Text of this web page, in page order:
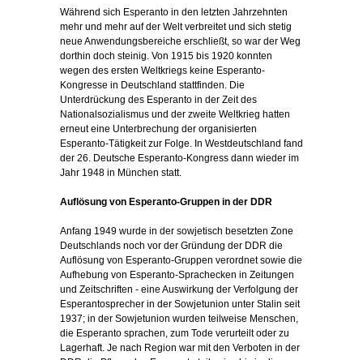
Während sich Esperanto in den letzten Jahrzehnten
mehr und mehr auf der Welt verbreitet und sich stetig
neue Anwendungsbereiche erschließt, so war der Weg
dorthin doch steinig. Von 1915 bis 1920 konnten
wegen des ersten Weltkriegs keine Esperanto-
Kongresse in Deutschland stattfinden. Die
Unterdrückung des Esperanto in der Zeit des
Nationalsozialismus und der zweite Weltkrieg hatten
erneut eine Unterbrechung der organisierten
Esperanto-Tätigkeit zur Folge. In Westdeutschland fand
der 26. Deutsche Esperanto-Kongress dann wieder im
Jahr 1948 in München statt.
Auflösung von Esperanto-Gruppen in der DDR
Anfang 1949 wurde in der sowjetisch besetzten Zone
Deutschlands noch vor der Gründung der DDR die
Auflösung von Esperanto-Gruppen verordnet sowie die
Aufhebung von Esperanto-Sprachecken in Zeitungen
und Zeitschriften - eine Auswirkung der Verfolgung der
Esperantosprecher in der Sowjetunion unter Stalin seit
1937; in der Sowjetunion wurden teilweise Menschen,
die Esperanto sprachen, zum Tode verurteilt oder zu
Lagerhaft. Je nach Region war mit den Verboten in der